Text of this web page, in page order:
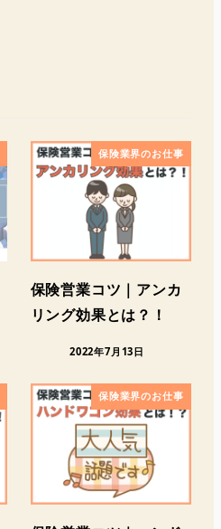
保険業界のお仕事
保険営業コツ｜アンカ
リング効果とは？！
2022年7月13日
保険業界のお仕事